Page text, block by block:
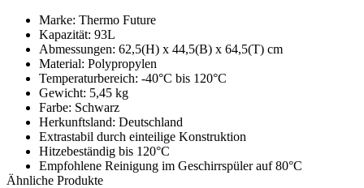
Marke: Thermo Future
Kapazität: 93L
Abmessungen: 62,5(H) x 44,5(B) x 64,5(T) cm
Material: Polypropylen
Temperaturbereich: -40°C bis 120°C
Gewicht: 5,45 kg
Farbe: Schwarz
Herkunftsland: Deutschland
Extrastabil durch einteilige Konstruktion
Hitzebeständig bis 120°C
Empfohlene Reinigung im Geschirrspüler auf 80°C
Ähnliche Produkte